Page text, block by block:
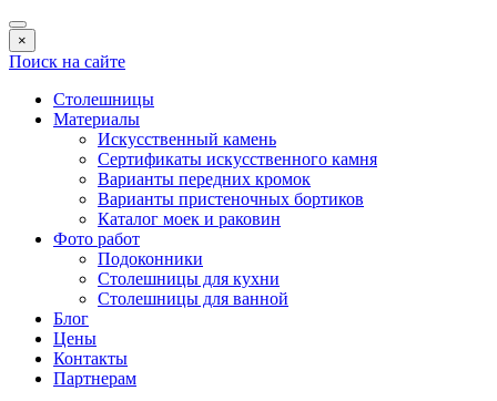
×
Поиск на сайте
Столешницы
Материалы
Искусственный камень
Сертификаты искусственного камня
Варианты передних кромок
Варианты пристеночных бортиков
Каталог моек и раковин
Фото работ
Подоконники
Столешницы для кухни
Столешницы для ванной
Блог
Цены
Контакты
Партнерам